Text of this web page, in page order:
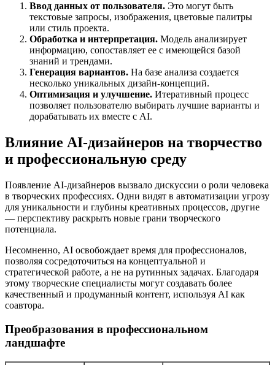
Ввод данных от пользователя. Это могут быть
текстовые запросы, изображения, цветовые палитры
или стиль проекта.
Обработка и интерпретация. Модель анализирует
информацию, сопоставляет ее с имеющейся базой
знаний и трендами.
Генерация вариантов. На базе анализа создается
несколько уникальных дизайн-концепций.
Оптимизация и улучшение. Итеративный процесс
позволяет пользователю выбирать лучшие варианты и
дорабатывать их вместе с AI.
Влияние AI-дизайнеров на творчество
и профессиональную среду
Появление AI-дизайнеров вызвало дискуссии о роли человека
в творческих профессиях. Одни видят в автоматизации угрозу
для уникальности и глубины креативных процессов, другие
— перспективу раскрыть новые грани творческого
потенциала.
Несомненно, AI освобождает время для профессионалов,
позволяя сосредоточиться на концептуальной и
стратегической работе, а не на рутинных задачах. Благодаря
этому творческие специалисты могут создавать более
качественный и продуманный контент, используя AI как
соавтора.
Преобразования в профессиональном
ландшафте